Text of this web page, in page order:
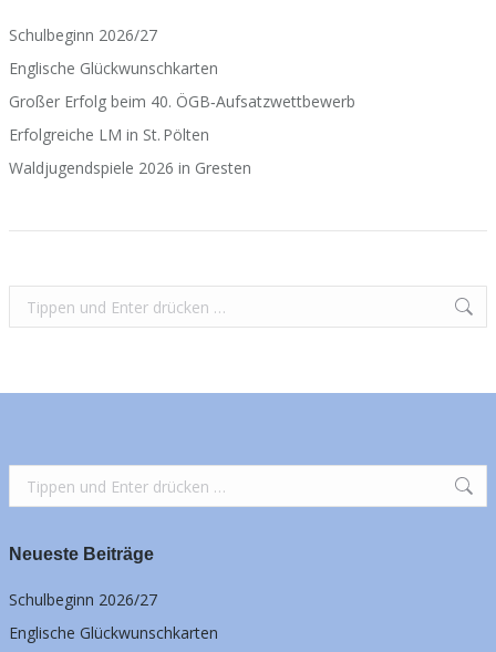
Schulbeginn 2026/27
Englische Glückwunschkarten
Großer Erfolg beim 40. ÖGB‑Aufsatzwettbewerb
Erfolgreiche LM in St. Pölten
Waldjugendspiele 2026 in Gresten
Search:
Search:
Neueste Beiträge
Schulbeginn 2026/27
Englische Glückwunschkarten